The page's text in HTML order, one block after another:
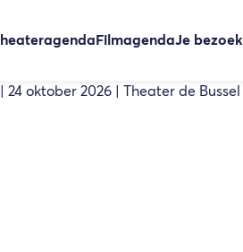
FilmagendaJe bezoek